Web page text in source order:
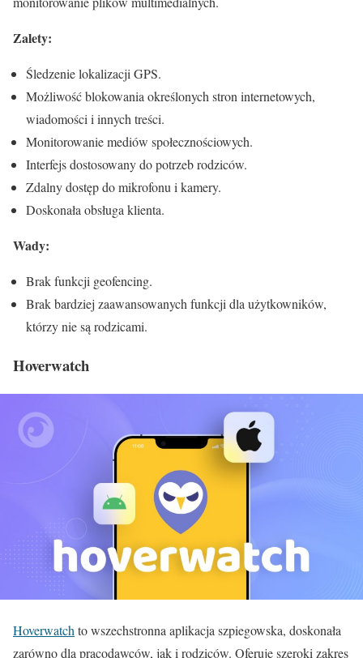
Zalety:
Śledzenie lokalizacji GPS.
Możliwość blokowania określonych stron internetowych,
wiadomości i innych treści.
Monitorowanie mediów społecznościowych.
Interfejs dostosowany do potrzeb rodziców.
Zdalny dostęp do mikrofonu i kamery.
Doskonała obsługa klienta.
Wady:
Brak funkcji geofencing.
Brak bardziej zaawansowanych funkcji dla użytkowników,
którzy nie są rodzicami.
Hoverwatch
Hoverwatch to wszechstronna aplikacja szpiegowska, doskonała
zarówno dla pracodawców, jak i rodziców. Oferuje szeroki zakres